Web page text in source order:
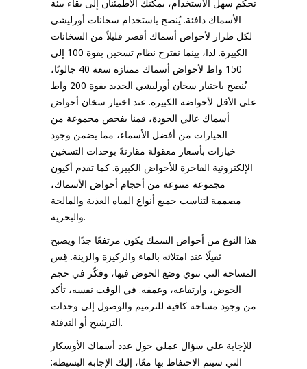
تحكم سهل الاستخدام، يمكنك الاطمئنان إلى بقاء بيئة
الأسماك دافئة. يُنصح باستخدام سخانات أورليشي
لكل طراز لأحواض أسماك أقصر قليلاً من السخانات
الكبيرة. لذا، بينما نقترح نظام تسخين بقوة 100 إلى
150 واط لأحواض أسماك ممتازة سعة 40 جالونًا،
يُنصح باختيار سخان أورليشي الجديد بقوة 200 واط
على الأقل لأحواضه الكبيرة. عند اختيار سخان أحواض
أسماك عالي الجودة، قمنا بفحص مجموعة من
الخيارات من أفضل الأسماء، مما يضمن وجود
خيارات بأسعار معقولة مقارنةً بوحدات التسخين
الإلكترونية الفاخرة للأحواض الكبيرة. كما تقدم أكيون
مجموعة متنوعة من أحجام أحواض الأسماك،
مصممة لتناسب جميع أنواع المياه العذبة والمالحة
والبحرية.
هذا النوع من أحواض السمك يكون مرتفعًا جدًا ويصبح
ثقيلًا عند امتلائه بالماء والركيزة والزينة. قِس
المساحة التي تنوي وضع الحوض فيها، وفكّر في حجم
الحوض، وارتفاعه، وعمقه. في الوقت نفسه، تأكد
من وجود مساحة كافية للترميم والوصول إلى وحدات
الترشيح أو التدفئة.
للإجابة على سؤال عملي حول عدد أسماك الأوسكار
التي سيتم الاحتفاظ بها معًا، إليك الإجابة البسيطة: